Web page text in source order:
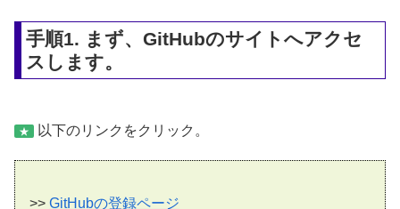
手順1. まず、GitHubのサイトへアクセ
スします。
★ 以下のリンクをクリック。
>> GitHubの登録ページ